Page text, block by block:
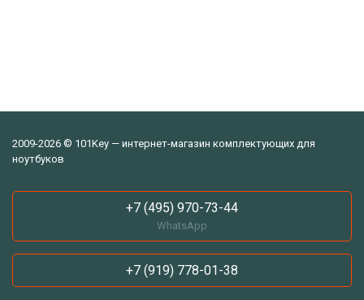
2009-2026 © 101Key — интернет-магазин комплектующих для
ноутбуков
+7 (495) 970-73-44
WhatsApp
+7 (919) 778-01-38